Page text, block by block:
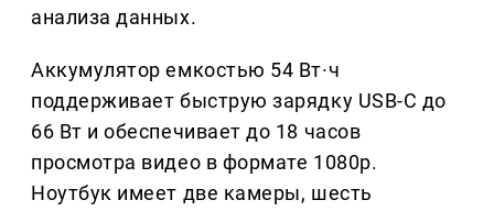
анализа данных.
Аккумулятор емкостью 54 Вт·ч
поддерживает быструю зарядку USB-C до
66 Вт и обеспечивает до 18 часов
просмотра видео в формате 1080p.
Ноутбук имеет две камеры, шесть